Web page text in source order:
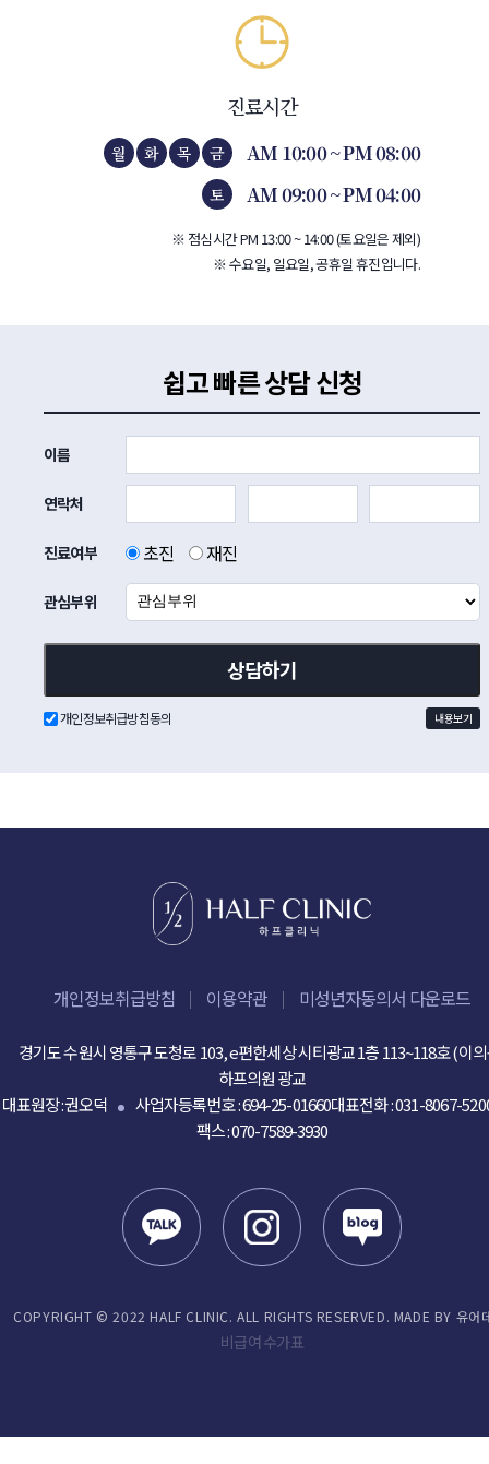
진료시간
월 화 목 금 AM 10:00 ~ PM 08:00
토 AM 09:00 ~ PM 04:00
※ 점심시간 PM 13:00 ~ 14:00 (토요일은 제외)
※ 수요일, 일요일, 공휴일 휴진입니다.
쉽고 빠른 상담 신청
이름
연락처
진료여부 초진 재진
관심부위
개인정보취급방침동의 내용보기
개인정보취급방침 이용약관 미성년자동의서 다운로드
경기도 수원시 영통구 도청로 103, e편한세상 시티광교 1층 113~118호 (이
하프의원 광교
대표원장 :권오덕
사업자등록번호 : 694-25-01660대표전화 :031-8067-
팩스 : 070-7589-3930
COPYRIGHT © 2022 HALF CLINIC. ALL RIGHTS RESERVED. MADE BY 유어
비급여 수가표